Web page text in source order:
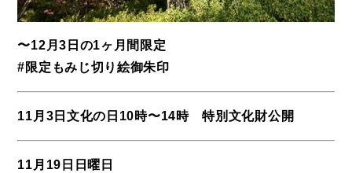
〜12月3日の1ヶ月間限定
#限定もみじ切り絵御朱印
11月3日文化の日10時〜14時 特別文化財公開
11月19日日曜日